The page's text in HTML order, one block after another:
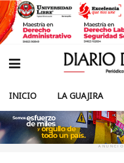
INICIO LA GUAJIRA